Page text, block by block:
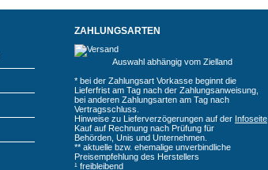
ZAHLUNGSARTEN
Auswahl abhängig vom Zielland
* bei der Zahlungsart Vorkasse beginnt die
Lieferfrist am Tag nach der Zahlungsanweisung,
bei anderen Zahlungsarten am Tag nach
Vertragsschluss.
Hinweise zu Lieferverzögerungen auf der Infoseite
Kauf auf Rechnung nach Prüfung für
Behörden, Unis und Unternehmen.
** aktuelle bzw. ehemalige unverbindliche
Preisempfehlung des Herstellers
¹ freibleibend